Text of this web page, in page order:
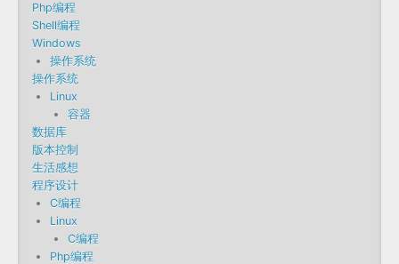
Php编程
Shell编程
Windows
操作系统
操作系统
Linux
容器
数据库
版本控制
生活感想
程序设计
C编程
Linux
C编程
Php编程